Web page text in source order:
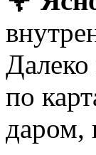
по
даром,